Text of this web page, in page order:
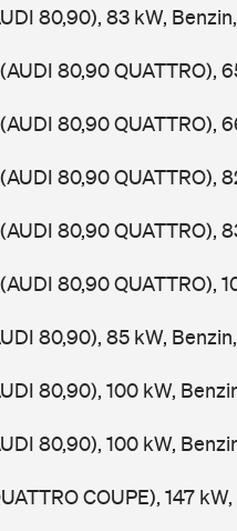
80,90), 83 kW,
80,90 QUATTRO),
80,90 QUATTRO),
80,90 QUATTRO),
80,90 QUATTRO),
80,90 QUATTRO),
80,90), 85 kW,
80,90), 100 kW,
80,90), 100 kW,
COUPE), 147